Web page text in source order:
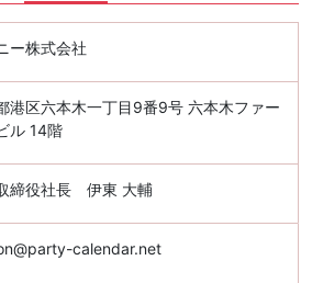
ー株式会社
港区六本木一丁目9番9号 六本木ファー
ル 14階
締役社長 伊東 大輔
calendar.net